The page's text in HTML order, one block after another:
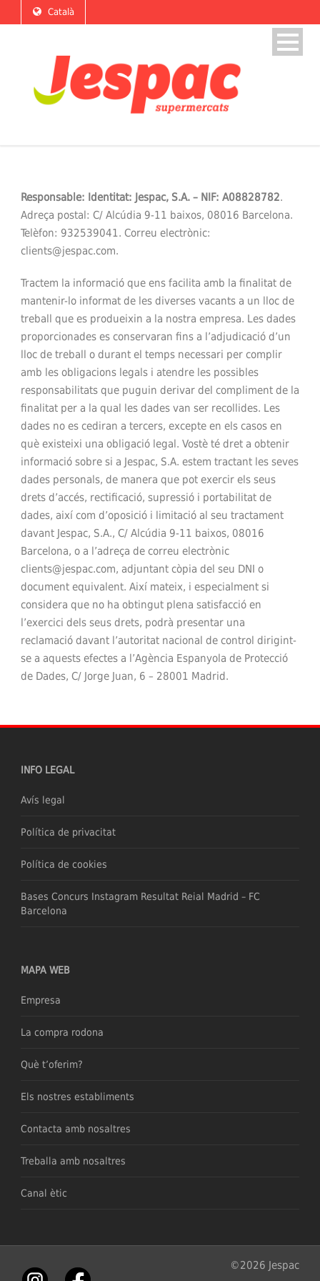
Català
Responsable: Identitat: Jespac, S.A. – NIF: A08828782.
Adreça postal: C/ Alcúdia 9-11 baixos, 08016 Barcelona.
Telèfon: 932539041. Correu electrònic:
clients@jespac.com.
Tractem la informació que ens facilita amb la finalitat de
mantenir-lo informat de les diverses vacants a un lloc de
treball que es produeixin a la nostra empresa. Les dades
proporcionades es conservaran fins a l’adjudicació d’un
lloc de treball o durant el temps necessari per complir
amb les obligacions legals i atendre les possibles
responsabilitats que puguin derivar del compliment de la
finalitat per a la qual les dades van ser recollides. Les
dades no es cediran a tercers, excepte en els casos en
què existeixi una obligació legal. Vostè té dret a obtenir
informació sobre si a Jespac, S.A. estem tractant les seves
dades personals, de manera que pot exercir els seus
drets d’accés, rectificació, supressió i portabilitat de
dades, així com d’oposició i limitació al seu tractament
davant Jespac, S.A., C/ Alcúdia 9-11 baixos, 08016
Barcelona, o a l’adreça de correu electrònic
clients@jespac.com, adjuntant còpia del seu DNI o
document equivalent. Així mateix, i especialment si
considera que no ha obtingut plena satisfacció en
l’exercici dels seus drets, podrà presentar una
reclamació davant l’autoritat nacional de control dirigint-
se a aquests efectes a l’Agència Espanyola de Protecció
de Dades, C/ Jorge Juan, 6 – 28001 Madrid.
INFO LEGAL
Avís legal
Política de privacitat
Política de cookies
Bases Concurs Instagram Resultat Reial Madrid – FC
Barcelona
MAPA WEB
Empresa
La compra rodona
Què t’oferim?
Els nostres establiments
Contacta amb nosaltres
Treballa amb nosaltres
Canal ètic
©2026 Jespac